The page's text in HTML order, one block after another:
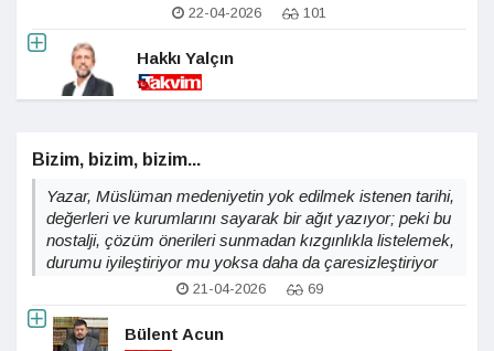
22-04-2026 101
Hakkı Yalçın
Bizim, bizim, bizim...
Yazar, Müslüman medeniyetin yok edilmek istenen tarihi,
değerleri ve kurumlarını sayarak bir ağıt yazıyor; peki bu
nostalji, çözüm önerileri sunmadan kızgınlıkla listelemek,
durumu iyileştiriyor mu yoksa daha da çaresizleştiriyor
21-04-2026 69
Bülent Acun